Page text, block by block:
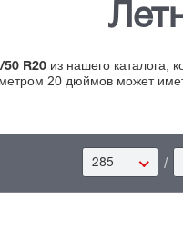
50 R20 из нашего каталога,
20 дюймов может
285 /